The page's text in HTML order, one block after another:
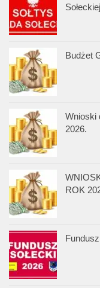
Budżet
Wnioski
2026.
ROK